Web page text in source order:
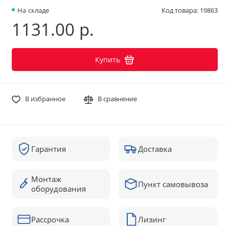
На складе Код товара: 19863
1131.00 р.
Купить
В избранное В сравнение
Гарантия Доставка
Монтаж
оборудования
Пункт самовывоза
Рассрочка Лизинг